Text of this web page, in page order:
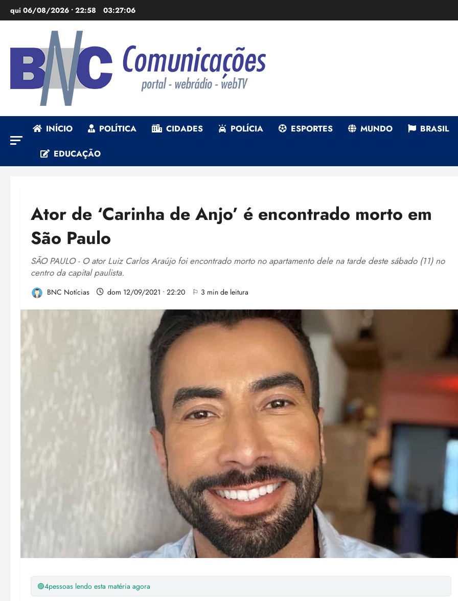
para
qui 06/08/2026 • 22:58 03:27:07
INÍCIO POLÍTICA CIDADES POLÍCIA ESPORTES MUNDO BRASIL
EDUCAÇÃO
Ator de ‘Carinha de Anjo’ é encontrado morto em
São Paulo
SÃO PAULO - O ator Luiz Carlos Araújo foi encontrado morto no apartamento dele na tarde deste sábado (11) no
centro da capital paulista.
BNC Notícias dom 12/09/2021 • 22:20 ⚐ 3 min de leitura
🟢4pessoas lendo esta matéria agora